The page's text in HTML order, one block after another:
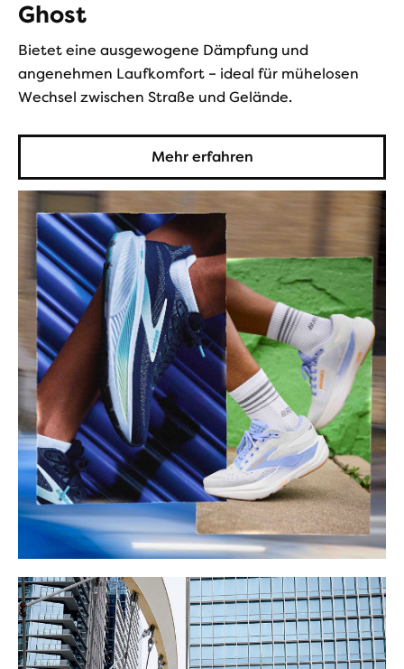
Ghost
Bietet eine ausgewogene Dämpfung und
angenehmen Laufkomfort – ideal für mühelosen
Wechsel zwischen Straße und Gelände.
Mehr erfahren